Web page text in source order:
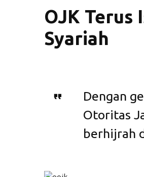
OJK Terus
Syariah
Dengan
Otoritas
berhijrah